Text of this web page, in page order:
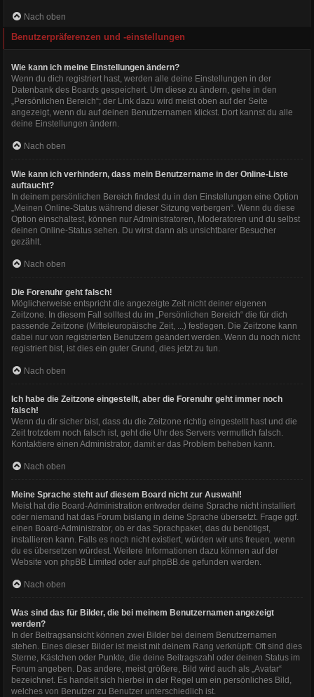
Nach oben
Benutzerpräferenzen und -einstellungen
Wie kann ich meine Einstellungen ändern?
Wenn du dich registriert hast, werden alle deine Einstellungen in der
Datenbank des Boards gespeichert. Um diese zu ändern, gehe in den
„Persönlichen Bereich“; der Link dazu wird meist oben auf der Seite
angezeigt, wenn du auf deinen Benutzernamen klickst. Dort kannst du alle
deine Einstellungen ändern.
Nach oben
Wie kann ich verhindern, dass mein Benutzername in der Online-Liste
auftaucht?
In deinem persönlichen Bereich findest du in den Einstellungen eine Option
„Meinen Online-Status während dieser Sitzung verbergen“. Wenn du diese
Option einschaltest, können nur Administratoren, Moderatoren und du selbst
deinen Online-Status sehen. Du wirst dann als unsichtbarer Besucher
gezählt.
Nach oben
Die Forenuhr geht falsch!
Möglicherweise entspricht die angezeigte Zeit nicht deiner eigenen
Zeitzone. In diesem Fall solltest du im „Persönlichen Bereich“ die für dich
passende Zeitzone (Mitteleuropäische Zeit, ...) festlegen. Die Zeitzone kann
dabei nur von registrierten Benutzern geändert werden. Wenn du noch nicht
registriert bist, ist dies ein guter Grund, dies jetzt zu tun.
Nach oben
Ich habe die Zeitzone eingestellt, aber die Forenuhr geht immer noch
falsch!
Wenn du dir sicher bist, dass du die Zeitzone richtig eingestellt hast und die
Zeit trotzdem noch falsch ist, geht die Uhr des Servers vermutlich falsch.
Kontaktiere einen Administrator, damit er das Problem beheben kann.
Nach oben
Meine Sprache steht auf diesem Board nicht zur Auswahl!
Meist hat die Board-Administration entweder deine Sprache nicht installiert
oder niemand hat das Forum bislang in deine Sprache übersetzt. Frage ggf.
einen Board-Administrator, ob er das Sprachpaket, das du benötigst,
installieren kann. Falls es noch nicht existiert, würden wir uns freuen, wenn
du es übersetzen würdest. Weitere Informationen dazu können auf der
Website von phpBB Limited oder auf phpBB.de gefunden werden.
Nach oben
Was sind das für Bilder, die bei meinem Benutzernamen angezeigt
werden?
In der Beitragsansicht können zwei Bilder bei deinem Benutzernamen
stehen. Eines dieser Bilder ist meist mit deinem Rang verknüpft: Oft sind dies
Sterne, Kästchen oder Punkte, die deine Beitragszahl oder deinen Status im
Forum angeben. Das andere, meist größere, Bild wird auch als „Avatar“
bezeichnet. Es handelt sich hierbei in der Regel um ein persönliches Bild,
welches von Benutzer zu Benutzer unterschiedlich ist.